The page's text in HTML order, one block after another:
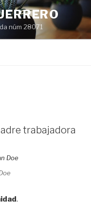
núm 28071
trabajadora
.